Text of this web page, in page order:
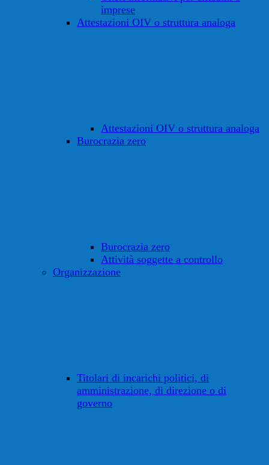
imprese
Attestazioni OIV o struttura analoga
Attestazioni OIV o struttura analoga
Burocrazia zero
Burocrazia zero
Attività soggette a controllo
Organizzazione
Titolari di incarichi politici, di
amministrazione, di direzione o di
governo